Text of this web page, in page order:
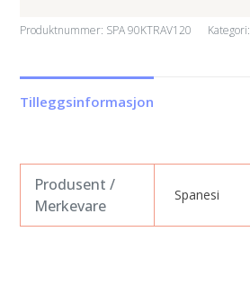
Produktnummer: SPA 90KTRAV120 Kategori:
Tilleggsinformasjon
Produsent /
Merkevare
Spanesi